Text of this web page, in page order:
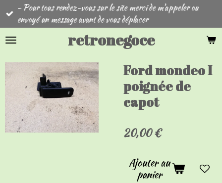
Passer
principal
retronegoce
- Pour tous rendez-vous sur le site merci de m'appeler ou
envoyé un message avant de vous déplacer
Ford mondeo I
poignée de
capot
20,00 €
Ajouter au
panier